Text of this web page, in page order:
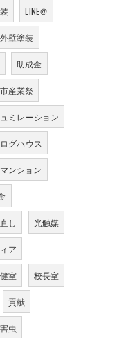
LINE＠
外壁塗装
助成金
産業祭
ミレーション
ログハウス
マンション
し 光触媒
ア
室 校長室
貢献
害虫